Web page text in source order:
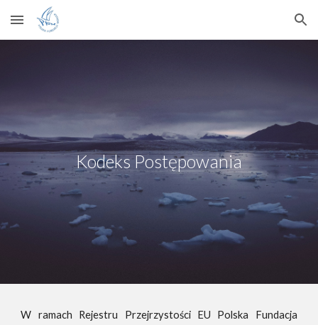
Skip to main content Skip to navigation
Kodeks Postępowania
W ramach Rejestru Przejrzystości EU Polska Fundacja